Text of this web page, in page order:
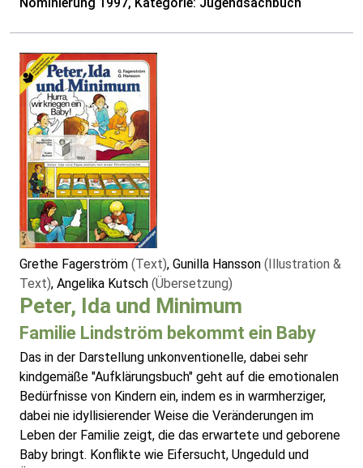
Grethe Fagerström (Text), Gunilla Hansson (Illustration &
Text), Angelika Kutsch (Übersetzung)
Peter, Ida und Minimum
Familie Lindström bekommt ein Baby
Das in der Darstellung unkonventionelle, dabei sehr
kindgemäße "Aufklärungsbuch" geht auf die emotionalen
Bedürfnisse von Kindern ein, indem es in warmherziger,
dabei nie idyllisierender Weise die Veränderungen im
Leben der Familie zeigt, die das erwartete und geborene
Baby bringt. Konflikte wie Eifersucht, Ungeduld und